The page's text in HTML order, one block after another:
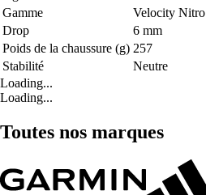
Gamme
Velocity Nitro
Drop
6 mm
Poids de la chaussure (g) 257
Stabilité
Neutre
Loading...
Loading...
Toutes nos marques